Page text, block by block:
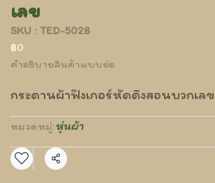
เลข
SKU : TED-5028
฿0
คำอธิบายสินค้าแบบย่อ
กระดานผ้าฟิงเกอร์หัดดึงสอนบวกเลข
หมวดหมู่:หุ่นผ้า
แชร์